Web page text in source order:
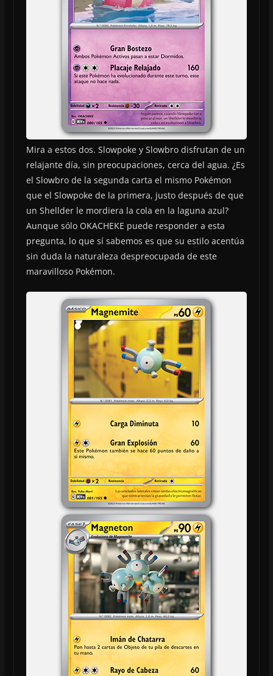
Mira a estos dos. Slowpoke y Slowbro disfrutan de un
relajante día, sin preocupaciones, cerca del agua. ¿Es
el Slowbro de la segunda carta el mismo Pokémon
que el Slowpoke de la primera, justo después de que
un Shellder le mordiera la cola en la laguna azul?
Aunque sólo OKACHEKE puede responder a esta
pregunta, lo que sí sabemos es que su estilo acentúa
sin duda la naturaleza despreocupada de este
maravilloso Pokémon.